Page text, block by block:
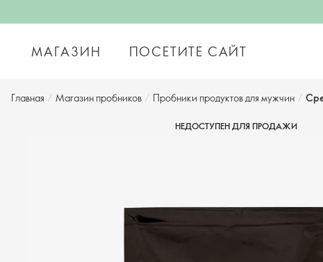
МАГАЗИН ПОСЕТИТЕ САЙТ
Главная / Магазин пробников / Пробники продуктов для мужчин /
НЕДОСТУПЕН ДЛЯ ПРОДАЖИ